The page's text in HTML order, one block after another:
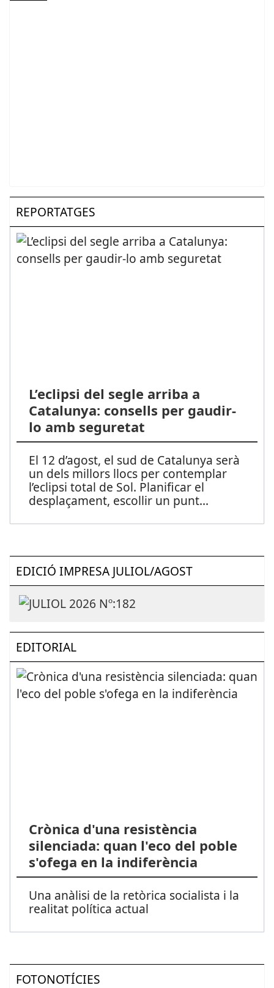
REPORTATGES
L’eclipsi del segle arriba a
Catalunya: consells per gaudir-
lo amb seguretat
El 12 d’agost, el sud de Catalunya serà
un dels millors llocs per contemplar
l’eclipsi total de Sol. Planificar el
desplaçament, escollir un punt...
EDICIÓ IMPRESA JULIOL/AGOST
EDITORIAL
Crònica d'una resistència
silenciada: quan l'eco del poble
s'ofega en la indiferència
Una anàlisi de la retòrica socialista i la
realitat política actual
FOTONOTÍCIES